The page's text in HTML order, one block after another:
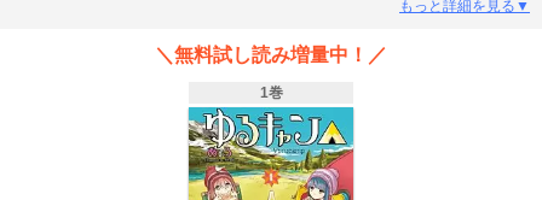
もっと詳細を見る▼
＼無料試し読み増量中！／
1巻